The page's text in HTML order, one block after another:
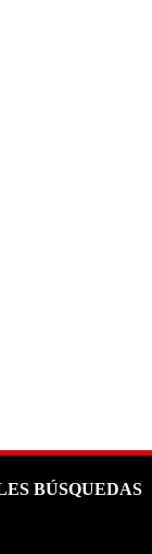
BÚSQUEDAS